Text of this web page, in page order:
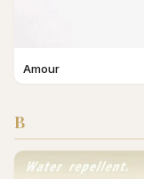
Amour
B